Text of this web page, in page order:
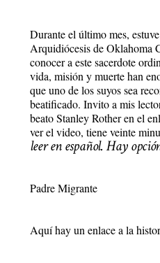
Durante el último mes,
Arquidiócesis de Oklahoma
conocer a este sacerdote
vida, misión y muerte han
que uno de los suyos sea
beatificado. Invito a mis
beato Stanley Rother en el
ver el video, tiene veinte
leer en español. Hay
Padre Migrante
Aquí hay un enlace a la